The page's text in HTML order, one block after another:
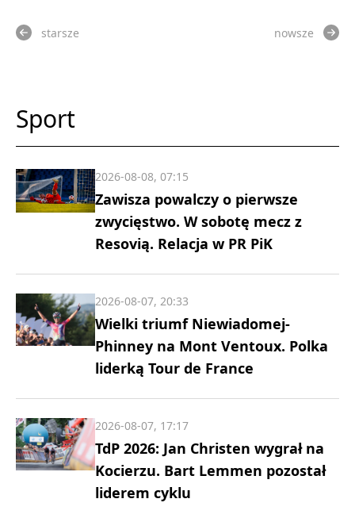
starsze nowsze
Sport
Zawisza powalczy o pierwsze
zwycięstwo. W sobotę mecz z
Resovią. Relacja w PR PiK
2026-08-08, 07:15
Wielki triumf Niewiadomej-
Phinney na Mont Ventoux. Polka
liderką Tour de France
2026-08-07, 20:33
TdP 2026: Jan Christen wygrał na
Kocierzu. Bart Lemmen pozostał
liderem cyklu
2026-08-07, 17:17